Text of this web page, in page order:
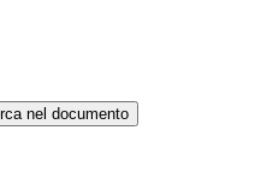
nel documento